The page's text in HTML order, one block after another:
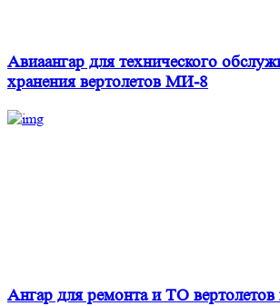
Авиаангар для технического
хранения вертолетов МИ-8
Ангар для ремонта и ТО вертолетов